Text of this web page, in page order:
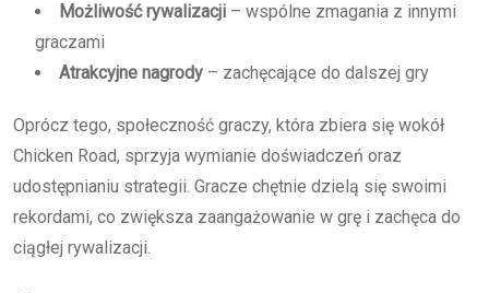
Możliwość rywalizacji – wspólne zmagania z innymi
graczami
Atrakcyjne nagrody – zachęcające do dalszej gry
Oprócz tego, społeczność graczy, która zbiera się wokół
Chicken Road, sprzyja wymianie doświadczeń oraz
udostępnianiu strategii. Gracze chętnie dzielą się swoimi
rekordami, co zwiększa zaangażowanie w grę i zachęca do
ciągłej rywalizacji.